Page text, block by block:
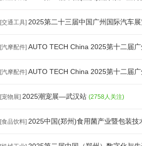
[交通工具] 2025第二十三届中国广州国际汽车
[汽摩配件] AUTO TECH China 2025第十二届
[汽摩配件] AUTO TECH China 2025第十二届
[宠物展] 2025潮宠展—武汉站 (2758人关注)
[食品饮料] 2025中国(郑州)食用菌产业暨包装技